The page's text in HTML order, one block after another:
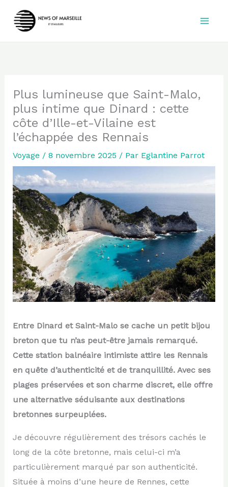
Plus lumineuse que Saint-Malo,
plus intime que Dinard : cette
côte d’Ille-et-Vilaine est
l’échappée des Rennais
Voyage / 8 novembre 2025 / Par Eglantine Parrot
Entre Dinard et Saint-Malo se cache un petit bijou
breton que tu n’as peut-être jamais remarqué.
Cette station balnéaire intimiste attire les Rennais
en quête d’authenticité et de tranquillité. Avec ses
plages préservées et son charme discret, elle offre
une alternative séduisante aux destinations
bretonnes surpeuplées.
Je découvre régulièrement des trésors cachés le
long de la côte bretonne, mais celui-ci m’a
particulièrement marqué par son authenticité.
Située à moins d’une heure de Rennes, cette